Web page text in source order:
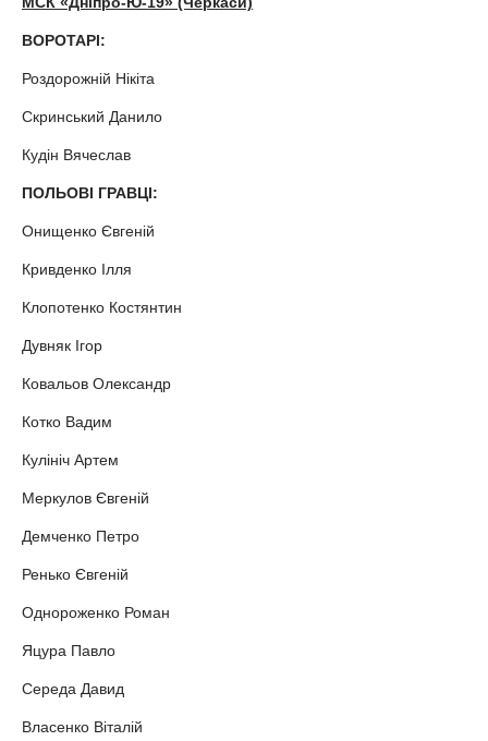
ВОРОТАРІ:
Роздорожній Нікіта
Скринський Данило
Кудін Вячеслав
ПОЛЬОВІ ГРАВЦІ:
Онищенко Євгеній
Кривденко Ілля
Клопотенко Костянтин
Дувняк Ігор
Ковальов Олександр
Котко Вадим
Кулініч Артем
Меркулов Євгеній
Демченко Петро
Ренько Євгеній
Однороженко Роман
Яцура Павло
Середа Давид
Власенко Віталій